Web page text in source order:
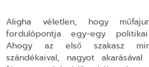
Aligha véletlen, hogy
fordulópontja egy-egy
Ahogy az első szakasz
szándékaival, nagyot